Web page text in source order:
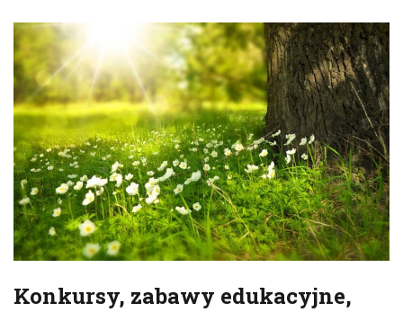
Konkursy, zabawy edukacyjne,